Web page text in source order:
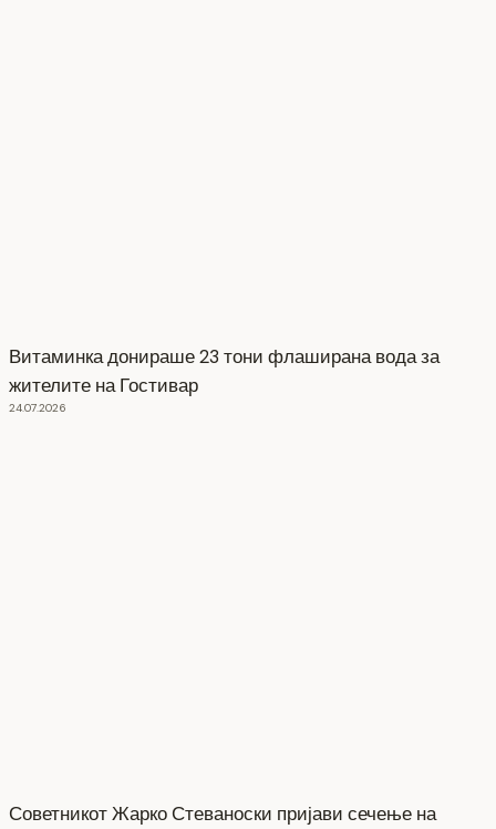
Витаминка донираше 23 тони флаширана вода за
жителите на Гостивар
24.07.2026
Советникот Жарко Стеваноски пријави сечење на